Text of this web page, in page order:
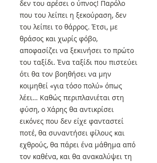
δεν του αρέσει ο ύπνος! Παρόλο
που του λείπει η ξεκούραση, δεν
του λείπει το θάρρος. Έτσι, με
θράσος και χωρίς φόβο,
αποφασίζει να ξεκινήσει το πρώτο
του ταξίδι. Ένα ταξίδι που πιστεύει
ότι θα τον βοηθήσει να μην
κοιμηθεί «για τόσο πολύ» όπως
λέει… Καθώς περιπλανιέται στη
φύση, ο Χάρης θα αντικρίσει
εικόνες που δεν είχε φανταστεί
ποτέ, θα συναντήσει φίλους και
εχθρούς, θα πάρει ένα μάθημα από
τον καθένα, και θα ανακαλύψει τη